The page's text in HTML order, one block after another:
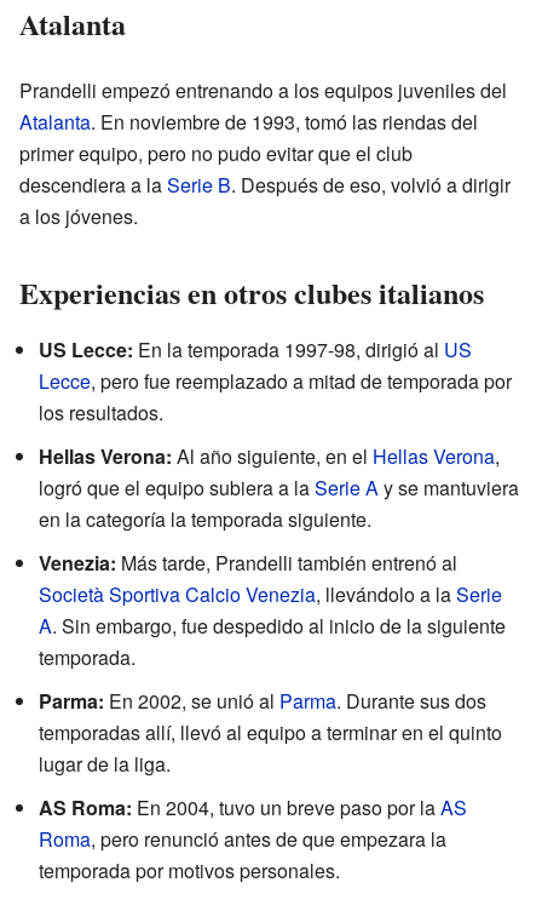
Atalanta
Prandelli empezó entrenando a los equipos juveniles del
Atalanta. En noviembre de 1993, tomó las riendas del
primer equipo, pero no pudo evitar que el club
descendiera a laSerie B. Después de eso, volvió a dirigir
a los jóvenes.
Experiencias en otros clubes italianos
US Lecce: En la temporada 1997-98, dirigió al US
Lecce, pero fue reemplazado a mitad de temporada por
los resultados.
Hellas Verona: Al año siguiente, en el Hellas Verona,
logró que el equipo subiera a laSerie Ay se mantuviera
en la categoría la temporada siguiente.
Venezia: Más tarde, Prandelli también entrenó al
Società Sportiva Calcio Venezia, llevándolo a laSerie
A. Sin embargo, fue despedido al inicio de la siguiente
temporada.
Parma: En 2002, se unió al Parma. Durante sus dos
temporadas allí, llevó al equipo a terminar en el quinto
lugar de la liga.
AS Roma: En 2004, tuvo un breve paso por laAS
Roma, pero renunció antes de que empezara la
temporada por motivos personales.